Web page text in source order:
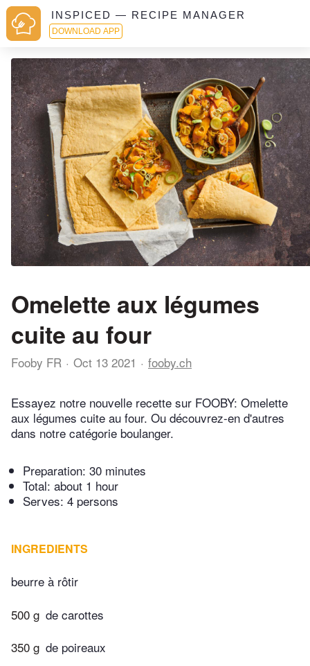
INSPICED — RECIPE MANAGER
DOWNLOAD APP
Omelette aux légumes
cuite au four
Fooby FR Oct 13 2021 fooby.ch
Essayez notre nouvelle recette sur FOOBY: Omelette
aux légumes cuite au four. Ou découvrez-en d'autres
dans notre catégorie boulanger.
Preparation: 30 minutes
Total: about 1 hour
Serves: 4 persons
INGREDIENTS
beurre à rôtir
500 g de carottes
350 g de poireaux